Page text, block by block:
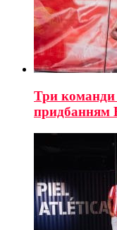
Три команди
придбанням